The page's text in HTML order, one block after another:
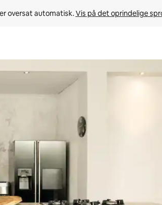
oversat automatisk. Vis på det oprindelige
ned eller se mere ved at trykke eller stryge.